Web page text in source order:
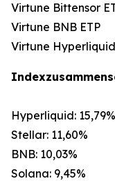
Virtune Bittensor
Virtune BNB ETP
Virtune
Hyperliquid: 15,79%
Stellar: 11,60%
BNB: 10,03%
Solana: 9,45%